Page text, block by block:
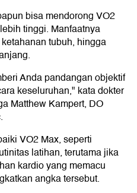
bisa mendorong VO2
tinggi. Manfaatnya
tubuh, hingga
Anda pandangan objektif
keseluruhan," kata dokter
Matthew Kampert, DO
VO2 Max, seperti
latihan, terutama jika
kardio yang memacu
angka tersebut.